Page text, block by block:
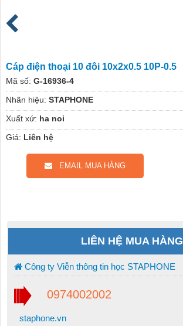
Cáp điện thoại 10 đôi 10x2x0.5 10P-0.5
Mã số: G-16936-4
Nhãn hiệu: STAPHONE
Xuất xứ: ha noi
Giá: Liên hệ
EMAIL MUA HÀNG
LIÊN HỆ MUA HÀNG
Công ty Viễn thông tin học STAPHONE
0974002002
staphone.vn